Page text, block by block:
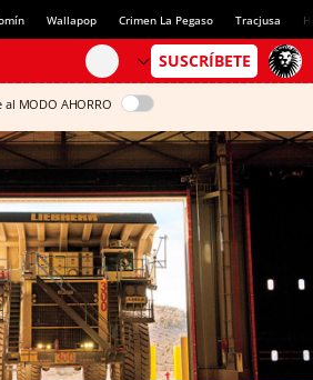
Wallapop Crimen La Pegaso Tracjusa
al MODO AHORRO